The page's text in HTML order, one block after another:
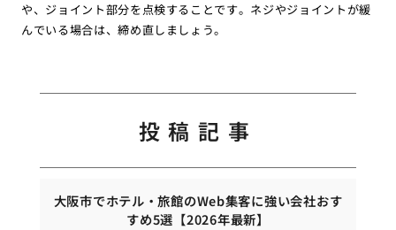
や、ジョイント部分を点検することです。ネジやジョイントが緩
んでいる場合は、締め直しましょう。
投稿記事
大阪市でホテル・旅館のWeb集客に強い会社おす
すめ5選【2026年最新】